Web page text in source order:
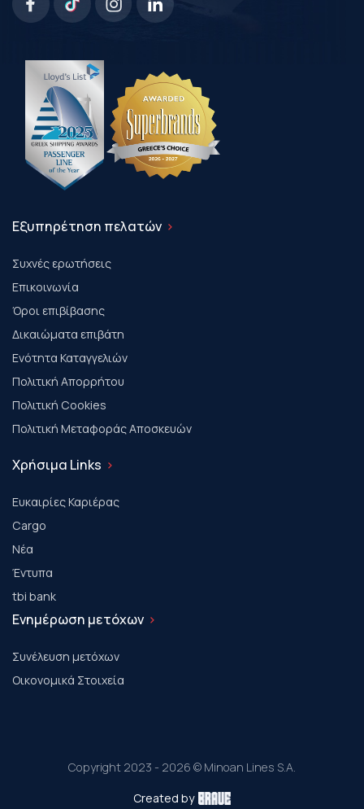
Εξυπηρέτηση πελατών
Συχνές ερωτήσεις
Επικοινωνία
Όροι επιβίβασης
Δικαιώματα επιβάτη
Ενότητα Καταγγελιών
Πολιτική Απορρήτου
Πολιτική Cookies
Πολιτική Μεταφοράς Αποσκευών
Χρήσιμα Links
Ευκαιρίες Καριέρας
Cargo
Νέα
Έντυπα
tbi bank
Ενημέρωση μετόχων
Συνέλευση μετόχων
Οικονομικά Στοιχεία
Copyright 2023 - 2026 © Minoan Lines S.A.
Created by